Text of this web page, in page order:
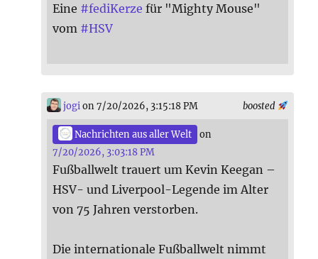
Eine #fediKerze für "Mighty Mouse"
vom #HSV
boosted
jogi on 7/20/2026, 3:15:18 PM
Nachrichten aus aller Welt
on
7/20/2026, 3:03:18 PM
Fußballwelt trauert um Kevin Keegan –
HSV- und Liverpool-Legende im Alter
von 75 Jahren verstorben.
Die internationale Fußballwelt nimmt